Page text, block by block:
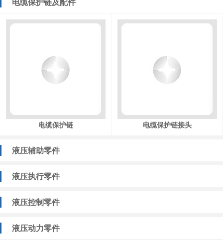
电缆保护链及配件
电缆保护链 电缆保护链接头
液压辅助零件
液压执行零件
液压控制零件
液压动力零件